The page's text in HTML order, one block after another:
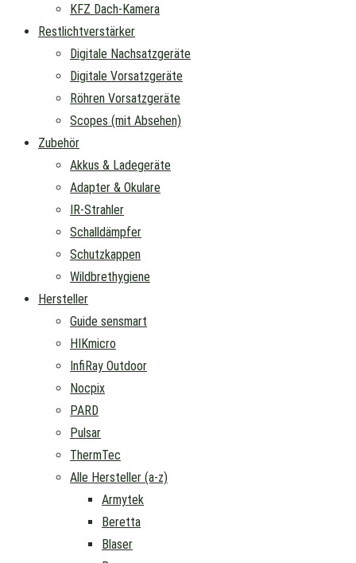
KFZ Dach-Kamera
Restlichtverstärker
Digitale Nachsatzgeräte
Digitale Vorsatzgeräte
Röhren Vorsatzgeräte
Scopes (mit Absehen)
Zubehör
Akkus & Ladegeräte
Adapter & Okulare
IR-Strahler
Schalldämpfer
Schutzkappen
Wildbrethygiene
Hersteller
Guide sensmart
HIKmicro
InfiRay Outdoor
Nocpix
PARD
Pulsar
ThermTec
Alle Hersteller (a-z)
Armytek
Beretta
Blaser